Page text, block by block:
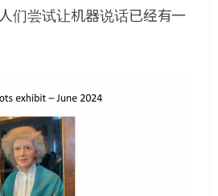
们尝试让机器说话已经有一